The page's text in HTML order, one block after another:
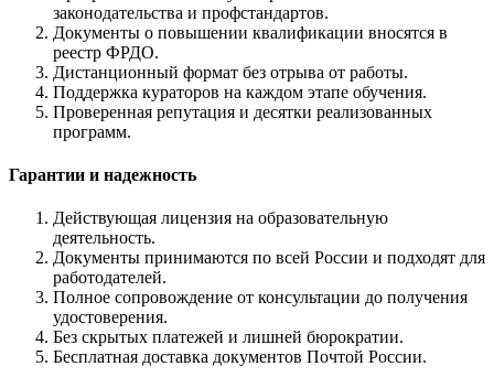
законодательства и профстандартов.
Документы о повышении квалификации вносятся в
реестр ФРДО.
Дистанционный формат без отрыва от работы.
Поддержка кураторов на каждом этапе обучения.
Проверенная репутация и десятки реализованных
программ.
Гарантии и надежность
Действующая лицензия на образовательную
деятельность.
Документы принимаются по всей России и подходят для
работодателей.
Полное сопровождение от консультации до получения
удостоверения.
Без скрытых платежей и лишней бюрократии.
Бесплатная доставка документов Почтой России.